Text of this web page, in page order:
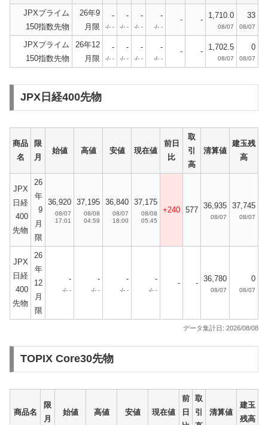
JPXプライム
150指数先物
26年9
月限
-
-/- -
-
-/- -
-
-/- -
-
-/- -
- - 1,710.0
08/07
33
08/07
JPXプライム
150指数先物
26年12
月限
-
-/- -
-
-/- -
-
-/- -
-
-/- -
- - 1,702.5
08/07
0
08/07
JPX日経400先物
商品
名
限
月
始値 高値 安値 現在値
前日
比
取
引
高
清算値
建玉残
高
JPX
日経
400
先物
26
年
9
月
限
36,920
08/07
17:01
37,195
08/08
04:59
36,840
08/07
18:00
37,175
08/08
05:45
+240 577 36,935
08/07
37,745
08/07
JPX
日経
400
先物
26
年
12
月
限
-
-/- -
-
-/- -
-
-/- -
-
-/- -
- - 36,780
08/07
0
08/07
データ集計日: 2026/08/08
TOPIX Core30先物
商品名
限
月
始値 高値 安値 現在値
前
日
取
引
清算値
建玉
残高